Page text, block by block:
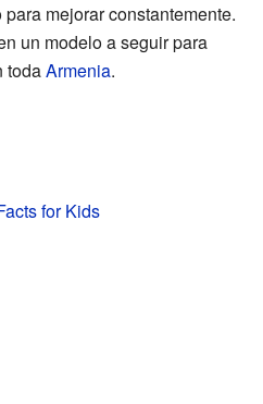
mejorar constantemente.
un modelo a seguir para
todaArmenia.
for Kids